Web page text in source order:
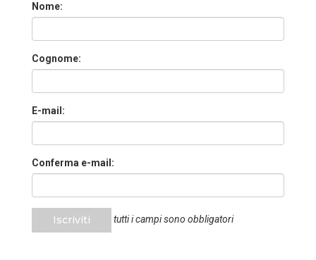
Nome:
Cognome:
E-mail:
Conferma e-mail:
Iscriviti tutti i campi sono obbligatori